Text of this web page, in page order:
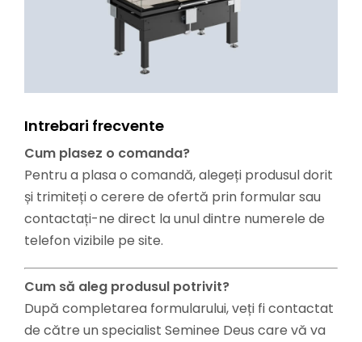
Intrebari frecvente
Cum plasez o comanda?
Pentru a plasa o comandă, alegeți produsul dorit
și trimiteți o cerere de ofertă prin formular sau
contactați-ne direct la unul dintre numerele de
telefon vizibile pe site.
Cum să aleg produsul potrivit?
După completarea formularului, veți fi contactat
de către un specialist Seminee Deus care vă va